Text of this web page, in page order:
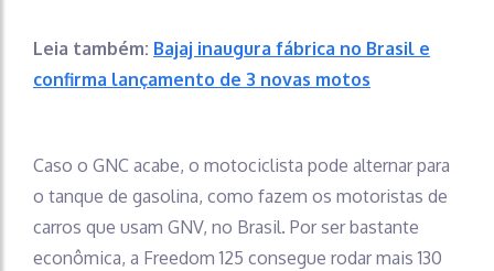
Leia também: Bajaj inaugura fábrica no Brasil e
confirma lançamento de 3 novas motos
Caso o GNC acabe, o motociclista pode alternar para
o tanque de gasolina, como fazem os motoristas de
carros que usam GNV, no Brasil. Por ser bastante
econômica, a Freedom 125 consegue rodar mais 130